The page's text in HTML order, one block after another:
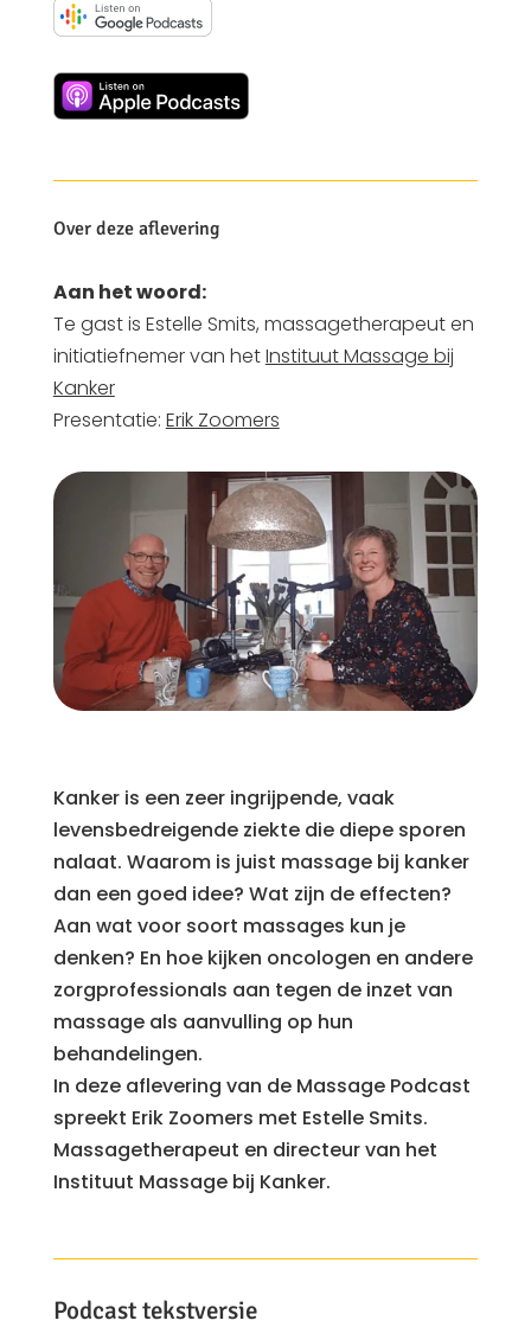
Over deze aflevering
Aan het woord:
Te gast is Estelle Smits, massagetherapeut en
initiatiefnemer van hetInstituut Massage bij
Kanker
Presentatie: Erik Zoomers
Kanker is een zeer ingrijpende, vaak
levensbedreigende ziekte die diepe sporen
nalaat. Waarom is juist massage bij kanker
dan een goed idee? Wat zijn de effecten?
Aan wat voor soort massages kun je
denken? En hoe kijken oncologen en andere
zorgprofessionals aan tegen de inzet van
massage als aanvulling op hun
behandelingen.
In deze aflevering van de Massage Podcast
spreekt Erik Zoomers met Estelle Smits.
Massagetherapeut en directeur van het
Instituut Massage bij Kanker.
Podcast tekstversie